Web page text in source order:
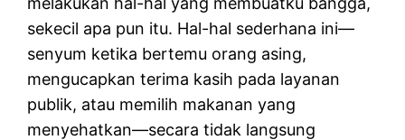
sekecil apa pun itu. Hal-hal sederhana ini—
senyum ketika bertemu orang asing,
mengucapkan terima kasih pada layanan
publik, atau memilih makanan yang
menyehatkan—secara tidak langsung